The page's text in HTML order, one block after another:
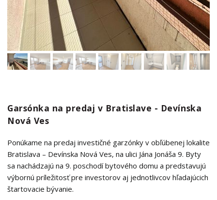
Garsónka na predaj v Bratislave - Devínska
Nová Ves
Ponúkame na predaj investičné garzónky v obľúbenej lokalite
Bratislava – Devínska Nová Ves, na ulici Jána Jonáša 9. Byty
sa nachádzajú na 9. poschodí bytového domu a predstavujú
výbornú príležitosť pre investorov aj jednotlivcov hľadajúcich
štartovacie bývanie.